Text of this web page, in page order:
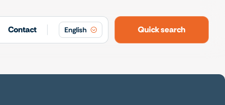
Contact English Quick search